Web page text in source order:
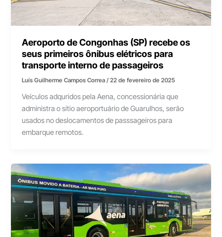
Aeroporto de Congonhas (SP) recebe os
seus primeiros ônibus elétricos para
transporte interno de passageiros
Luís Guilherme Campos Correa/22 de fevereiro de 2025
Veículos adquridos pela Aena, concessionária que
administra o sítio aeroportuário de Guarulhos, serão
usados no deslocamentos de passsageiros para
embarque remotos.